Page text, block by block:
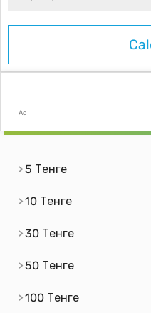
Ad
5 Тенге
10 Тенге
30 Тенге
50 Тенге
100 Тенге